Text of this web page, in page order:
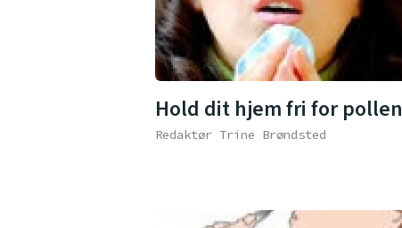
Hold dit hjem fri for pollen
Redaktør Trine Brøndsted